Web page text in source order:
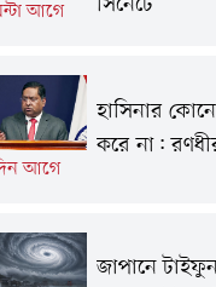
আগে
সিনেটে
আগে
হাসিনার
করে না:
জাপানে